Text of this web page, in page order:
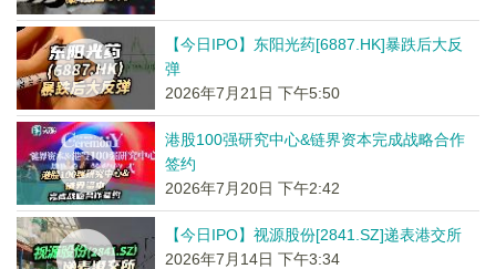
【今日IPO】东阳光药[6887.HK]暴跌后大反
弹
2026年7月21日 下午5:50
港股100强研究中心&链界资本完成战略合作
签约
2026年7月20日 下午2:42
【今日IPO】视源股份[2841.SZ]递表港交所
2026年7月14日 下午3:34